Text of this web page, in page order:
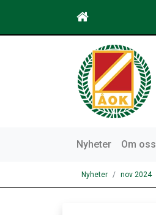
Nyheter Om oss
Nyheter nov 2024